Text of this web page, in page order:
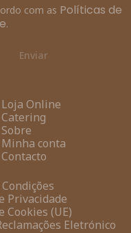
com as Políticas de
.
Enviar
Loja Online
Catering
Sobre
Minha conta
Contacto
Privacidade
Cookies (UE)
Eletrónico